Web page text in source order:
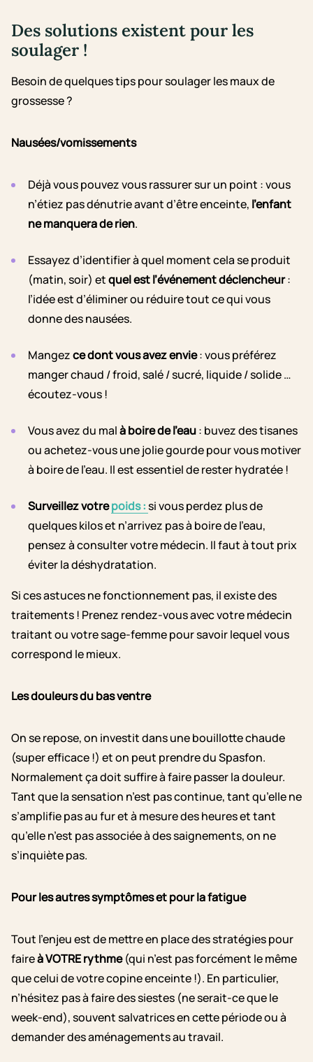
Des solutions existent pour les
soulager !
Besoin de quelques tips pour soulager les maux de
grossesse ?
Nausées/vomissements
Déjà vous pouvez vous rassurer sur un point : vous
n’étiez pas dénutrie avant d’être enceinte, l’enfant
ne manquera de rien.
Essayez d’identifier à quel moment cela se produit
(matin, soir) etquel est l’événement déclencheur:
l’idée est d’éliminer ou réduire tout ce qui vous
donne des nausées.
Mangezce dont vous avez envie: vous préférez
manger chaud / froid, salé / sucré, liquide / solide …
écoutez-vous !
Vous avez du malà boire de l’eau: buvez des tisanes
ou achetez-vous une jolie gourde pour vous motiver
à boire de l’eau. Il est essentiel de rester hydratée !
Surveillez votrepoids:si vous perdez plus de
quelques kilos et n’arrivez pas à boire de l’eau,
pensez à consulter votre médecin. Il faut à tout prix
éviter la déshydratation.
Si ces astuces ne fonctionnement pas, il existe des
traitements ! Prenez rendez-vous avec votre médecin
traitant ou votre sage-femme pour savoir lequel vous
correspond le mieux.
Les douleurs du bas ventre
On se repose, on investit dans une bouillotte chaude
(super efficace !) et on peut prendre du Spasfon.
Normalement ça doit suffire à faire passer la douleur.
Tant que la sensation n’est pas continue, tant qu’elle ne
s’amplifie pas au fur et à mesure des heures et tant
qu’elle n’est pas associée à des saignements, on ne
s’inquiète pas.
Pour les autres symptômes et pour la fatigue
Tout l’enjeu est de mettre en place des stratégies pour
faireà VOTRE rythme(qui n’est pas forcément le même
que celui de votre copine enceinte !). En particulier,
n’hésitez pas à faire des siestes (ne serait-ce que le
week-end), souvent salvatrices en cette période ou à
demander des aménagements au travail.